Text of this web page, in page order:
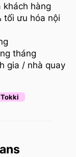
khách hàng
tối ưu hóa nội
tháng
gia / nhà quay